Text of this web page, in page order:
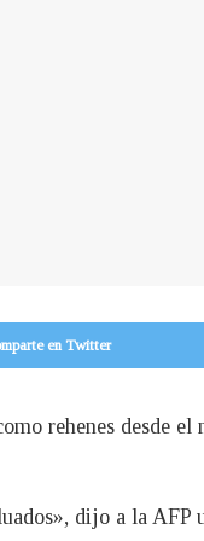
en Twitter
rehenes desde el
dijo a la AFP